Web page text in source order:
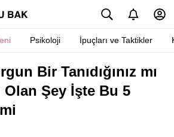
Psikoloji İpuçları ve Taktikler
Bir Tanıdığınız mı
Olan Şey İşte Bu 5